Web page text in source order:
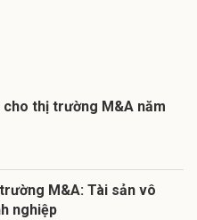
cho thị trường M&A năm
M&A: Tài sản vô
nghiệp